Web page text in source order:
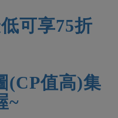
可享75折
(CP值高)集
~